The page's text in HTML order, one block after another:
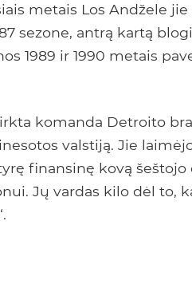
metais Los Andžele
sezone, antrą kartą
1989 ir 1990 metais
komanda Detroito
valstiją. Jie
finansinę kovą
Jų vardas kilo dėl to,